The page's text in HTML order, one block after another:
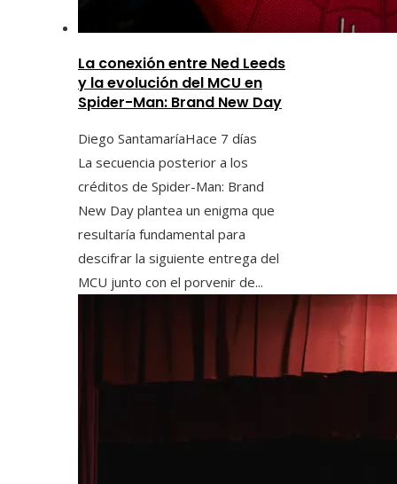
La conexión entre Ned Leeds
y la evolución del MCU en
Spider-Man: Brand New Day
Diego SantamaríaHace 7 días
La secuencia posterior a los
créditos de Spider-Man: Brand
New Day plantea un enigma que
resultaría fundamental para
descifrar la siguiente entrega del
MCU junto con el porvenir de...